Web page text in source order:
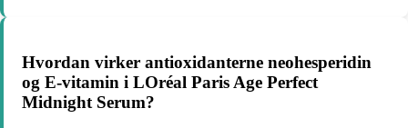
Hvordan virker antioxidanterne neohesperidin
og E-vitamin i LOréal Paris Age Perfect
Midnight Serum?